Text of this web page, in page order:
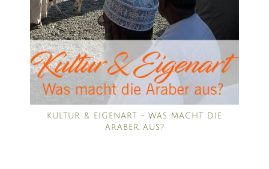
KULTUR & EIGENART – WAS MACHT DIE
ARABER AUS?